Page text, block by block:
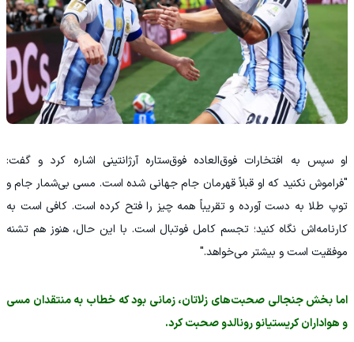
او سپس به افتخارات فوق‌العاده فوق‌ستاره آرژانتینی اشاره کرد و گفت:
"فراموش نکنید که او قبلاً قهرمان جام جهانی شده است. مسی بی‌شمار جام و
توپ طلا به دست آورده و تقریباً همه چیز را فتح کرده است. کافی است به
کارنامه‌اش نگاه کنید؛ تجسم کامل فوتبال است. با این حال، هنوز هم تشنه
موفقیت است و بیشتر می‌خواهد."
اما بخش جنجالی صحبت‌های زلاتان، زمانی بود که خطاب به منتقدان مسی
و هواداران کریستیانو رونالدو صحبت کرد.